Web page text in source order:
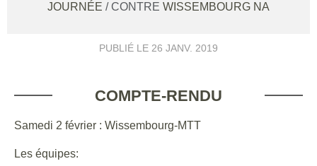
JOURNÉE / CONTRE WISSEMBOURG NA
PUBLIÉ LE 26 JANV. 2019
COMPTE-RENDU
Samedi 2 février : Wissembourg-MTT
Les équipes: